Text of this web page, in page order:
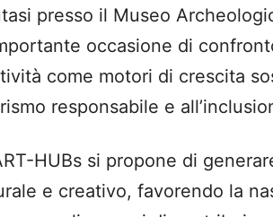
presso il Museo
occasione di
come motori di crescita
responsabile e
HUBs si propone di
e creativo, favorendo la